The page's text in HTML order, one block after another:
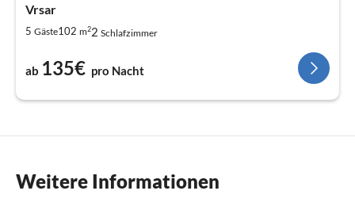
Vrsar
5 Gäste102 m22 Schlafzimmer
ab 135€ pro Nacht
Weitere Informationen